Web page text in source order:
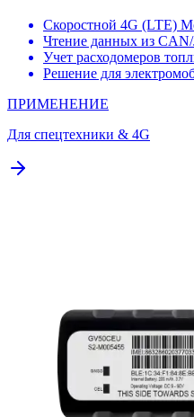
Скоростной 4G (LTE)
Чтение данных из CAN/
Учет расходомеров
Решение для
ПРИМЕНЕНИЕ
Для спецтехники & 4G